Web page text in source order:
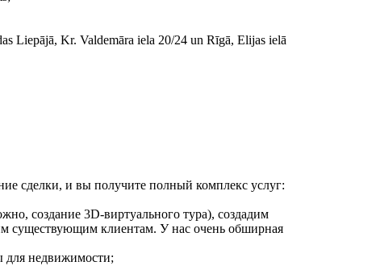
Liepājā, Kr. Valdemāra iela 20/24 un Rīgā, Elijas ielā
сделки, и вы получите полный комплекс услуг:
создание 3D-виртуального тура), создадим
существующим клиентам. У нас очень обширная
для недвижимости;